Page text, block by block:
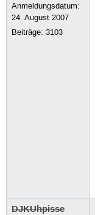
Anmeldungsdatum:
24. August 2007
Beiträge:3103
DJKUhpisse